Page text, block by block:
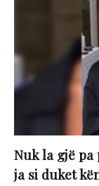
Nuk la gjë
ja si duket